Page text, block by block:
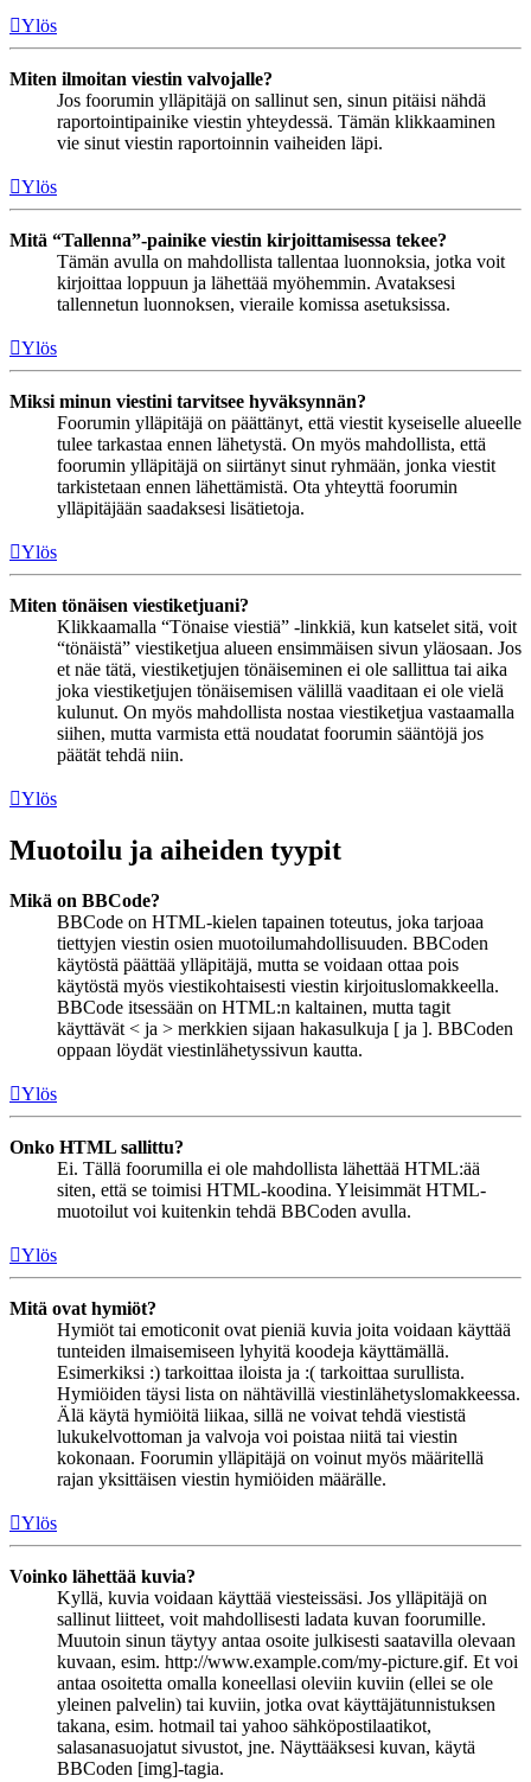
Ylös
Miten ilmoitan viestin valvojalle?
Jos foorumin ylläpitäjä on sallinut sen, sinun pitäisi nähdä
raportointipainike viestin yhteydessä. Tämän klikkaaminen
vie sinut viestin raportoinnin vaiheiden läpi.
Ylös
Mitä “Tallenna”-painike viestin kirjoittamisessa tekee?
Tämän avulla on mahdollista tallentaa luonnoksia, jotka voit
kirjoittaa loppuun ja lähettää myöhemmin. Avataksesi
tallennetun luonnoksen, vieraile komissa asetuksissa.
Ylös
Miksi minun viestini tarvitsee hyväksynnän?
Foorumin ylläpitäjä on päättänyt, että viestit kyseiselle alueelle
tulee tarkastaa ennen lähetystä. On myös mahdollista, että
foorumin ylläpitäjä on siirtänyt sinut ryhmään, jonka viestit
tarkistetaan ennen lähettämistä. Ota yhteyttä foorumin
ylläpitäjään saadaksesi lisätietoja.
Ylös
Miten tönäisen viestiketjuani?
Klikkaamalla “Tönaise viestiä” -linkkiä, kun katselet sitä, voit
“tönäistä” viestiketjua alueen ensimmäisen sivun yläosaan. Jos
et näe tätä, viestiketjujen tönäiseminen ei ole sallittua tai aika
joka viestiketjujen tönäisemisen välillä vaaditaan ei ole vielä
kulunut. On myös mahdollista nostaa viestiketjua vastaamalla
siihen, mutta varmista että noudatat foorumin sääntöjä jos
päätät tehdä niin.
Ylös
Muotoilu ja aiheiden tyypit
Mikä on BBCode?
BBCode on HTML-kielen tapainen toteutus, joka tarjoaa
tiettyjen viestin osien muotoilumahdollisuuden. BBCoden
käytöstä päättää ylläpitäjä, mutta se voidaan ottaa pois
käytöstä myös viestikohtaisesti viestin kirjoituslomakkeella.
BBCode itsessään on HTML:n kaltainen, mutta tagit
käyttävät < ja > merkkien sijaan hakasulkuja [ ja ]. BBCoden
oppaan löydät viestinlähetyssivun kautta.
Ylös
Onko HTML sallittu?
Ei. Tällä foorumilla ei ole mahdollista lähettää HTML:ää
siten, että se toimisi HTML-koodina. Yleisimmät HTML-
muotoilut voi kuitenkin tehdä BBCoden avulla.
Ylös
Mitä ovat hymiöt?
Hymiöt tai emoticonit ovat pieniä kuvia joita voidaan käyttää
tunteiden ilmaisemiseen lyhyitä koodeja käyttämällä.
Esimerkiksi :) tarkoittaa iloista ja :( tarkoittaa surullista.
Hymiöiden täysi lista on nähtävillä viestinlähetyslomakkeessa.
Älä käytä hymiöitä liikaa, sillä ne voivat tehdä viestistä
lukukelvottoman ja valvoja voi poistaa niitä tai viestin
kokonaan. Foorumin ylläpitäjä on voinut myös määritellä
rajan yksittäisen viestin hymiöiden määrälle.
Ylös
Voinko lähettää kuvia?
Kyllä, kuvia voidaan käyttää viesteissäsi. Jos ylläpitäjä on
sallinut liitteet, voit mahdollisesti ladata kuvan foorumille.
Muutoin sinun täytyy antaa osoite julkisesti saatavilla olevaan
kuvaan, esim. http://www.example.com/my-picture.gif. Et voi
antaa osoitetta omalla koneellasi oleviin kuviin (ellei se ole
yleinen palvelin) tai kuviin, jotka ovat käyttäjätunnistuksen
takana, esim. hotmail tai yahoo sähköpostilaatikot,
salasanasuojatut sivustot, jne. Näyttääksesi kuvan, käytä
BBCoden [img]-tagia.